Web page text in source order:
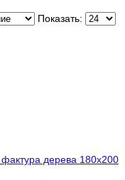
Показать:
дерева 180х200